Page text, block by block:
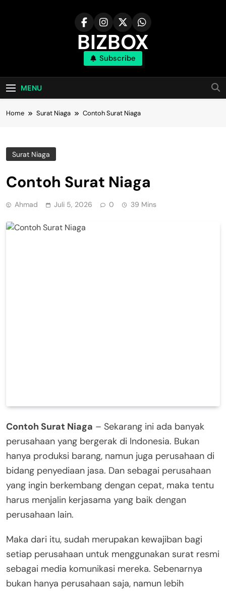
BIZBOX
Bizbox – Media Informasi Terkini
Subscribe
MENU
Home Surat Niaga Contoh Surat Niaga
Surat Niaga
Contoh Surat Niaga
Ahmad Juli 5, 2026 0 39 Mins
Contoh Surat Niaga – Sekarang ini ada banyak
perusahaan yang bergerak di Indonesia. Bukan
hanya produksi barang, namun juga perusahaan di
bidang penyediaan jasa. Dan sebagai perusahaan
yang ingin berkembang dengan cepat, maka tentu
harus menjalin kerjasama yang baik dengan
perusahaan lain.
Maka dari itu, sudah merupakan kewajiban bagi
setiap perusahaan untuk menggunakan surat resmi
sebagai media komunikasi mereka. Sebenarnya
bukan hanya perusahaan saja, namun lebih